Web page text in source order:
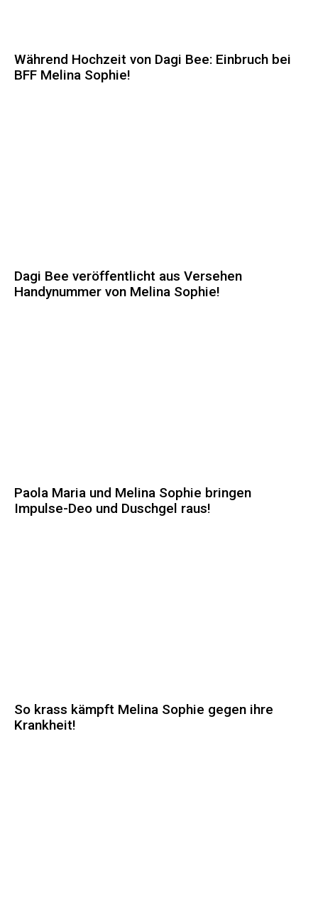
Während Hochzeit von Dagi Bee: Einbruch bei
BFF Melina Sophie!
Dagi Bee veröffentlicht aus Versehen
Handynummer von Melina Sophie!
Paola Maria und Melina Sophie bringen
Impulse-Deo und Duschgel raus!
So krass kämpft Melina Sophie gegen ihre
Krankheit!